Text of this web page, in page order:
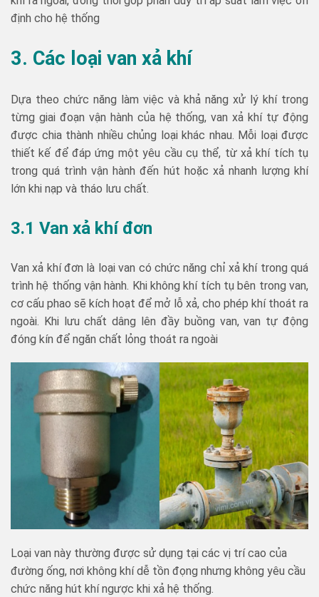
định cho hệ thống
3. Các loại van xả khí
Dựa theo chức năng làm việc và khả năng xử lý khí trong
từng giai đoạn vận hành của hệ thống, van xả khí tự động
được chia thành nhiều chủng loại khác nhau. Mỗi loại được
thiết kế để đáp ứng một yêu cầu cụ thể, từ xả khí tích tụ
trong quá trình vận hành đến hút hoặc xả nhanh lượng khí
lớn khi nạp và tháo lưu chất.
3.1 Van xả khí đơn
Van xả khí đơn là loại van có chức năng chỉ xả khí trong quá
trình hệ thống vận hành. Khi không khí tích tụ bên trong van,
cơ cấu phao sẽ kích hoạt để mở lỗ xả, cho phép khí thoát ra
ngoài. Khi lưu chất dâng lên đầy buồng van, van tự động
đóng kín để ngăn chất lỏng thoát ra ngoài
Loại van này thường được sử dụng tại các vị trí cao của
đường ống, nơi không khí dễ tồn đọng nhưng không yêu cầu
chức năng hút khí ngược khi xả hệ thống.